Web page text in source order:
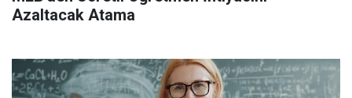
Azaltacak Atama